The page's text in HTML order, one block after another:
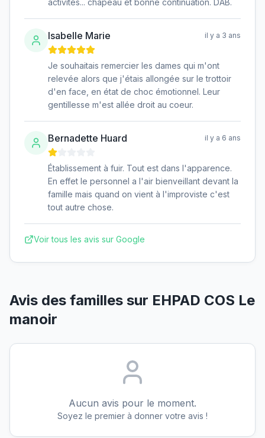
activités... chapeau et bonne continuation. DAB.
Isabelle Marie il y a 3 ans
Je souhaitais remercier les dames qui m'ont
relevée alors que j'étais allongée sur le trottoir
d'en face, en état de choc émotionnel. Leur
gentillesse m'est allée droit au coeur.
Bernadette Huard il y a 6 ans
Établissement à fuir. Tout est dans l'apparence.
En effet le personnel a l'air bienveillant devant la
famille mais quand on vient à l'improviste c'est
tout autre chose.
Voir tous les avis sur Google
Avis des familles sur EHPAD COS Le
manoir
Aucun avis pour le moment.
Soyez le premier à donner votre avis !